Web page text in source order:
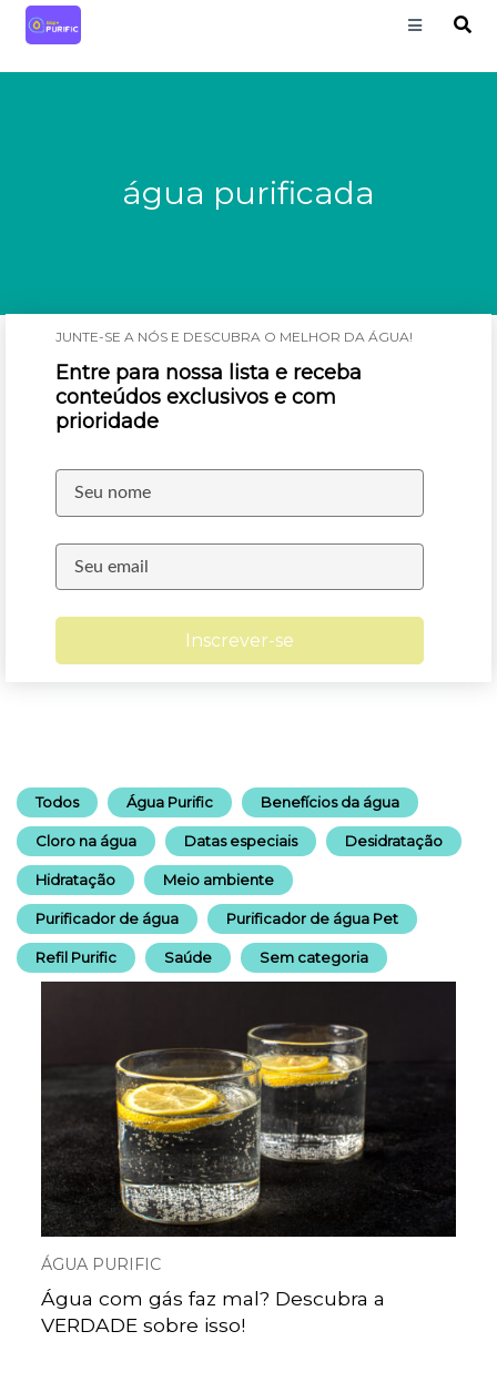
água purificada
JUNTE-SE A NÓS E DESCUBRA O MELHOR DA ÁGUA!
Entre para nossa lista e receba
conteúdos exclusivos e com
prioridade
Inscrever-se
Todos Água Purific Benefícios da água
Cloro na água Datas especiais Desidratação
Hidratação Meio ambiente
Purificador de água Purificador de água Pet
Refil Purific Saúde Sem categoria
ÁGUA PURIFIC
Água com gás faz mal? Descubra a
VERDADE sobre isso!